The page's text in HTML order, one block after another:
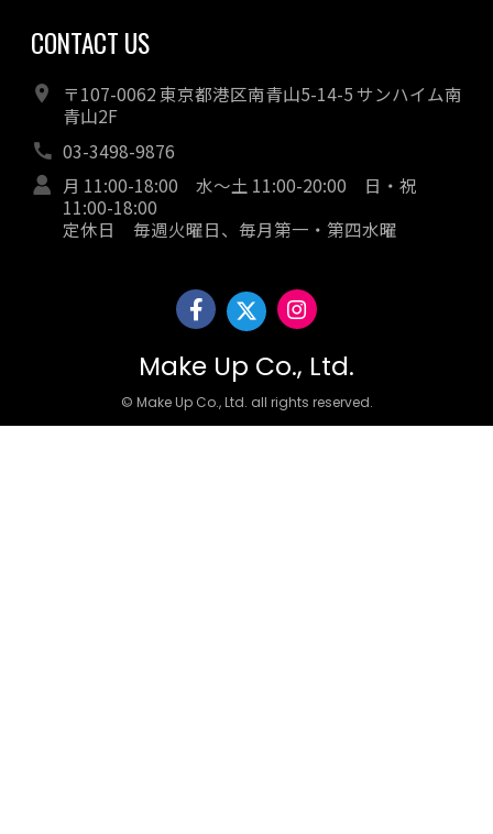
CONTACT US
〒107-0062 東京都港区南青山5-14-5 サンハイム南
青山2F
03-3498-9876
月 11:00-18:00 水～土 11:00-20:00 日・祝
11:00-18:00
定休日 毎週火曜日、毎月第一・第四水曜
Make Up Co., Ltd.
© Make Up Co., Ltd. all rights reserved.